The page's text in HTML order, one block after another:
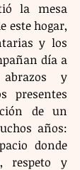
la mesa
este hogar,
y los
día a
y
presentes
de un
años:
donde
respeto y